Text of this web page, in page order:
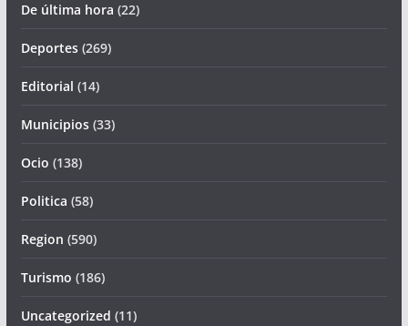
De última hora (22)
Deportes(269)
Editorial (14)
Municipios(33)
Ocio (138)
Politica (58)
Region (590)
Turismo (186)
Uncategorized (11)